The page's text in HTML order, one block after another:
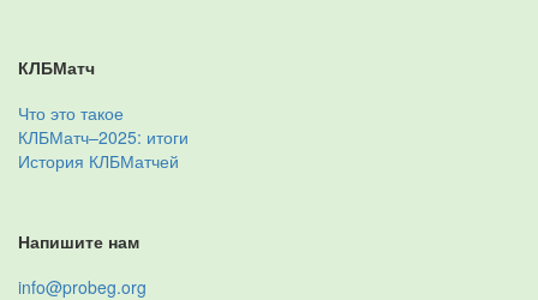
КЛБМатч
Что это такое
КЛБМатч–2025: итоги
История КЛБМатчей
Напишите нам
info@probeg.org